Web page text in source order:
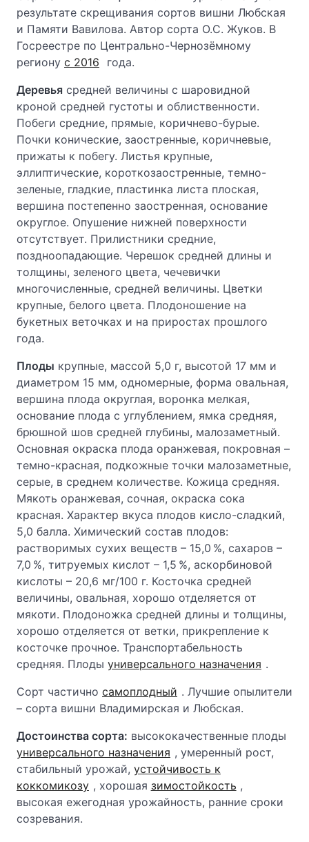
результате скрещивания сортов вишни Любская
и Памяти Вавилова. Автор сорта О.С. Жуков. В
Госреестре по Центрально-Чернозёмному
региону с 2016
года.
Деревья средней величины с шаровидной
кроной средней густоты и облиственности.
Побеги средние, прямые, коричнево-бурые.
Почки конические, заостренные, коричневые,
прижаты к побегу. Листья крупные,
эллиптические, короткозаостренные, темно-
зеленые, гладкие, пластинка листа плоская,
вершина постепенно заостренная, основание
округлое. Опушение нижней поверхности
отсутствует. Прилистники средние,
поздноопадающие. Черешок средней длины и
толщины, зеленого цвета, чечевички
многочисленные, средней величины. Цветки
крупные, белого цвета. Плодоношение на
букетных веточках и на приростах прошлого
года.
Плоды крупные, массой 5,0 г, высотой 17 мм и
диаметром 15 мм, одномерные, форма овальная,
вершина плода округлая, воронка мелкая,
основание плода с углублением, ямка средняя,
брюшной шов средней глубины, малозаметный.
Основная окраска плода оранжевая, покровная –
темно-красная, подкожные точки малозаметные,
серые, в среднем количестве. Кожица средняя.
Мякоть оранжевая, сочная, окраска сока
красная. Характер вкуса плодов кисло-сладкий,
5,0 балла. Химический состав плодов:
растворимых сухих веществ – 15,0 %, сахаров –
7,0 %, титруемых кислот – 1,5 %, аскорбиновой
кислоты – 20,6 мг/100 г. Косточка средней
величины, овальная, хорошо отделяется от
мякоти. Плодоножка средней длины и толщины,
хорошо отделяется от ветки, прикрепление к
косточке прочное. Транспортабельность
средняя. Плоды универсального назначения .
Сорт частично самоплодный . Лучшие опылители
– сорта вишни Владимирская и Любская.
Достоинства сорта: высококачественные плоды
универсального назначения , умеренный рост,
стабильный урожай, устойчивость к
коккомикозу , хорошая зимостойкость ,
высокая ежегодная урожайность, ранние сроки
созревания.